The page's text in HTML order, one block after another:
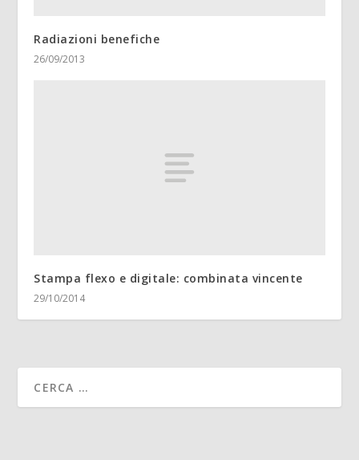
Radiazioni benefiche
26/09/2013
Stampa flexo e digitale: combinata vincente
29/10/2014